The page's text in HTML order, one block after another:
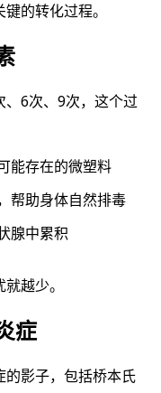
的转化过程。
、6次、9次，这个过
能存在的微塑料
帮助身体自然排毒
腺中累积
越少。
症
的影子，包括桥本氏